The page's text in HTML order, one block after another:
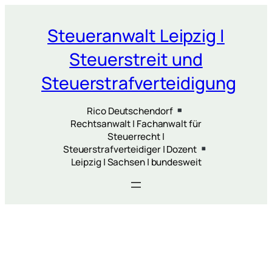
springenSteueranwalt Leipzig |
Steuerstreit und
Steuerstrafverteidigung
Rico Deutschendorf
Rechtsanwalt | Fachanwalt für
Steuerrecht |
Steuerstrafverteidiger | Dozent
Leipzig | Sachsen | bundesweit